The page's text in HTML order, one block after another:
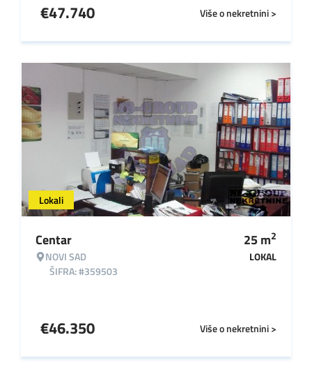
Više o nekretnini >
€47.740
Lokali
Centar
NOVI SAD
ŠIFRA: #359503
25m2
LOKAL
Više o nekretnini >
€46.350